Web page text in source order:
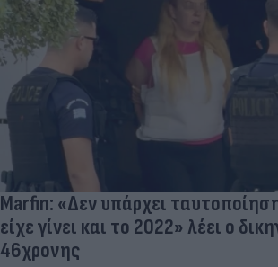
Marfin: «Δεν υπάρχει
είχε γίνει και το 2022» λέει ο
46χρονης